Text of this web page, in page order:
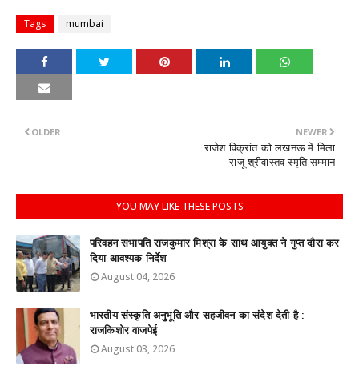
Tags mumbai
NEWER
राजेश विक्रांत को लखनऊ में मिला
राजू श्रीवास्तव स्मृति सम्मान
OLDER
YOU MAY LIKE THESE POSTS
परिवहन सभापति राजकुमार मिश्रा के साथ आयुक्त ने गुप्त दौरा कर
दिया आवश्यक निर्देश
August 04, 2026
भारतीय संस्कृति अनुभूति और सहजीवन का संदेश देती है :
राजकिशोर वाजपेई
August 03, 2026